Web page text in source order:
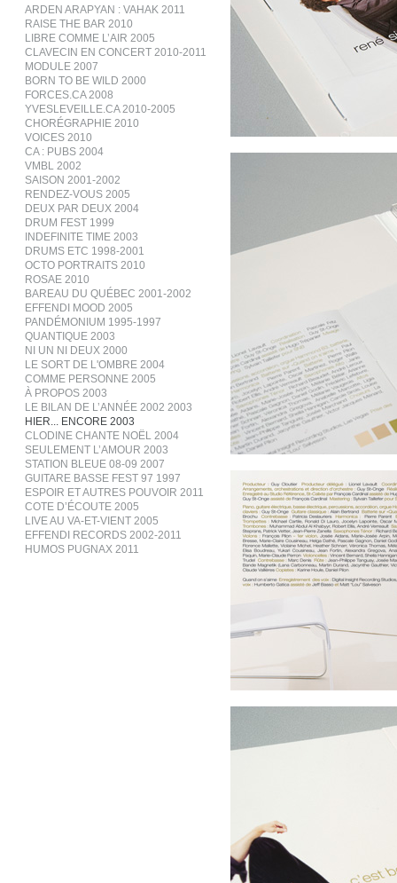
ARDEN ARAPYAN : VAHAK 2011
RAISE THE BAR 2010
LIBRE COMME L’AIR 2005
CLAVECIN EN CONCERT 2010-2011
MODULE 2007
BORN TO BE WILD 2000
FORCES.CA 2008
YVESLEVEILLE.CA 2010-2005
CHORÉGRAPHIE 2010
VOICES 2010
CA : PUBS 2004
VMBL 2002
SAISON 2001-2002
RENDEZ-VOUS 2005
DEUX PAR DEUX 2004
DRUM FEST 1999
INDEFINITE TIME 2003
DRUMS ETC 1998-2001
OCTO PORTRAITS 2010
ROSAE 2010
BAREAU DU QUÉBEC 2001-2002
EFFENDI MOOD 2005
PANDÉMONIUM 1995-1997
QUANTIQUE 2003
NI UN NI DEUX 2000
LE SORT DE L'OMBRE 2004
COMME PERSONNE 2005
À PROPOS 2003
LE BILAN DE L’ANNÉE 2002 2003
HIER... ENCORE 2003
CLODINE CHANTE NOËL 2004
SEULEMENT L’AMOUR 2003
STATION BLEUE 08-09 2007
GUITARE BASSE FEST 97 1997
ESPOIR ET AUTRES POUVOIR 2011
COTE D’ÉCOUTE 2005
LIVE AU VA-ET-VIENT 2005
EFFENDI RECORDS 2002-2011
HUMOS PUGNAX 2011